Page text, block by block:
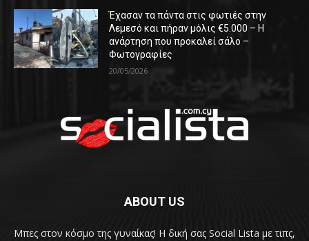
Έχασαν τα πάντα στις φωτιές στην
Λεμεσό και πήραν μόλις €5.000 – Η
ανάρτηση που προκαλεί σάλο –
Φωτογραφίες
20/05/2026
ABOUT US
Μπες στον κόσμο της γυναίκας! H δική σας Social Lista με τιπς,